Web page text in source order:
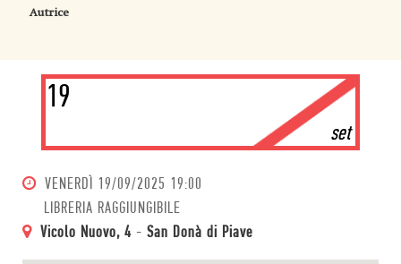
Autrice
19
set
VENERDÌ 19/09/2025 19:00
LIBRERIA RAGGIUNGIBILE
Vicolo Nuovo, 4 - San Donà di Piave